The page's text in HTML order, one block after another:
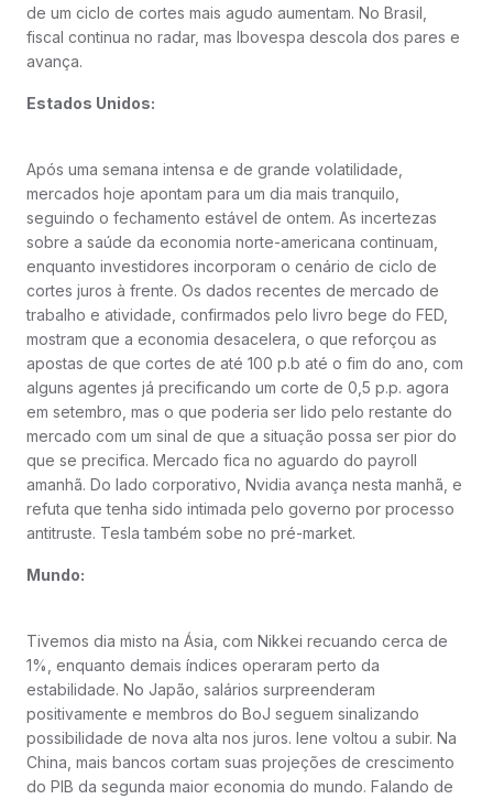
de um ciclo de cortes mais agudo aumentam. No Brasil,
fiscal continua no radar, mas Ibovespa descola dos pares e
avança.
Estados Unidos:
Após uma semana intensa e de grande volatilidade,
mercados hoje apontam para um dia mais tranquilo,
seguindo o fechamento estável de ontem. As incertezas
sobre a saúde da economia norte-americana continuam,
enquanto investidores incorporam o cenário de ciclo de
cortes juros à frente. Os dados recentes de mercado de
trabalho e atividade, confirmados pelo livro bege do FED,
mostram que a economia desacelera, o que reforçou as
apostas de que cortes de até 100 p.b até o fim do ano, com
alguns agentes já precificando um corte de 0,5 p.p. agora
em setembro, mas o que poderia ser lido pelo restante do
mercado com um sinal de que a situação possa ser pior do
que se precifica. Mercado fica no aguardo do payroll
amanhã. Do lado corporativo, Nvidia avança nesta manhã, e
refuta que tenha sido intimada pelo governo por processo
antitruste. Tesla também sobe no pré-market.
Mundo:
Tivemos dia misto na Ásia, com Nikkei recuando cerca de
1%, enquanto demais índices operaram perto da
estabilidade. No Japão, salários surpreenderam
positivamente e membros do BoJ seguem sinalizando
possibilidade de nova alta nos juros. Iene voltou a subir. Na
China, mais bancos cortam suas projeções de crescimento
do PIB da segunda maior economia do mundo. Falando de